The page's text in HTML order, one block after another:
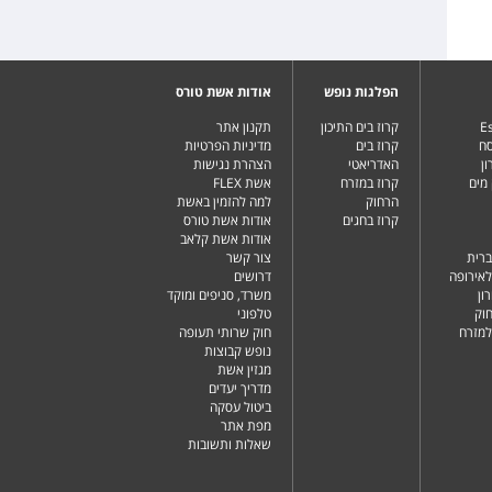
הפלגות נופש
קרוז בים התיכון
קרוז בים
האדריאטי
קרוז במזרח
הרחוק
קרוז בחגים
אודות אשת טורס
תקנון אתר
מדיניות הפרטיות
הצהרת נגישות
אשת FLEX
למה להזמין באשת
אודות אשת טורס
אודות אשת קלאב
צור קשר
דרושים
משרד, סניפים ומוקד
טלפוני
חוק שרותי תעופה
נופש קבוצות
מגזין אשת
מדריך יעדים
ביטול עסקה
מפת אתר
שאלות ותשובות